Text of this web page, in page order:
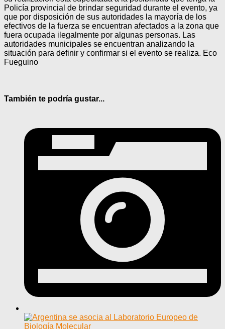
Policía provincial de brindar seguridad durante el evento, ya
que por disposición de sus autoridades la mayoría de los
efectivos de la fuerza se encuentran afectados a la zona que
fuera ocupada ilegalmente por algunas personas. Las
autoridades municipales se encuentran analizando la
situación para definir y confirmar si el evento se realiza. Eco
Fueguino
También te podría gustar...